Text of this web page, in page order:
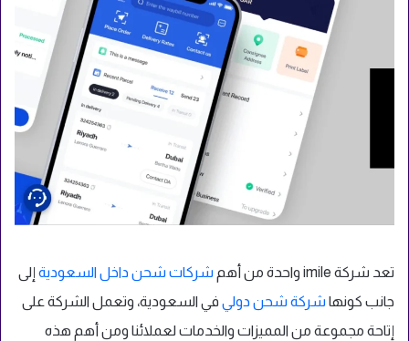
تعد شركة imile واحدة من أهم شركات شحن داخل السعودية إلى
جانب كونها شركة شحن دولي في السعودية، وتعمل الشركة على
إتاحة مجموعة من المميزات والخدمات لعملائنا ومن أهم هذه